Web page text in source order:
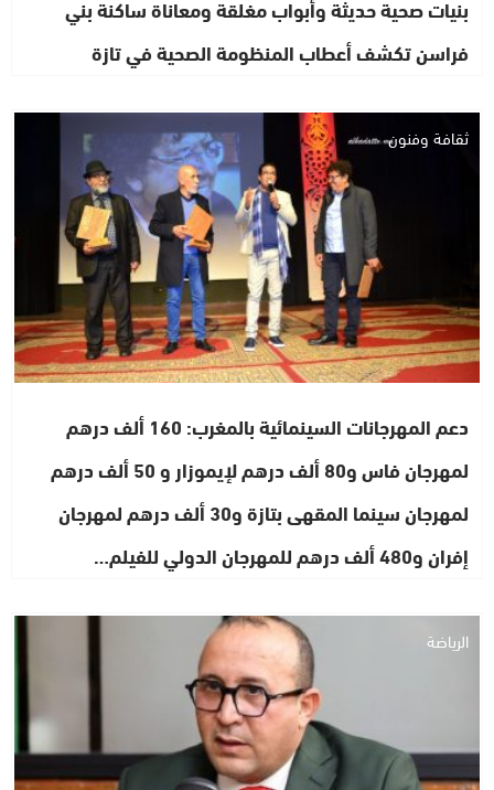
بنيات صحية حديثة وأبواب مغلقة ومعاناة ساكنة بني
فراسن تكشف أعطاب المنظومة الصحية في تازة
ثقافة وفنون
دعم المهرجانات السينمائية بالمغرب: 160 ألف درهم
لمهرجان فاس و80 ألف درهم لإيموزار و 50 ألف درهم
لمهرجان سينما المقهى بتازة و30 ألف درهم لمهرجان
إفران و480 ألف درهم للمهرجان الدولي للفيلم…
الرياضة